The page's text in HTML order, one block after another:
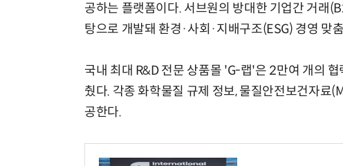
공하는 플랫폼이다. 서브원의 방대한 기업간 거래
탕으로 개발돼 환경·사회·지배구조(ESG) 경영 맞
국내 최대 R&D 전문 상품몰 'G-랩'은 2만여 개의
췄다. 각종 화학물질 규제 정보, 물질안전보건자료
공한다.